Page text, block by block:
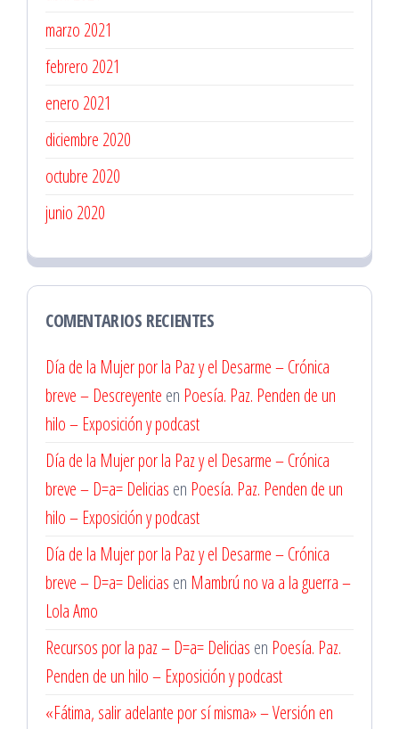
marzo 2021
febrero 2021
enero 2021
diciembre 2020
octubre 2020
junio 2020
COMENTARIOS RECIENTES
Día de la Mujer por la Paz y el Desarme – Crónica
breve – Descreyente en Poesía. Paz. Penden de un
hilo – Exposición y podcast
Día de la Mujer por la Paz y el Desarme – Crónica
breve – D=a= Delicias en Poesía. Paz. Penden de un
hilo – Exposición y podcast
Día de la Mujer por la Paz y el Desarme – Crónica
breve – D=a= Delicias en Mambrú no va a la guerra –
Lola Amo
Recursos por la paz – D=a= Delicias en Poesía. Paz.
Penden de un hilo – Exposición y podcast
«Fátima, salir adelante por sí misma» – Versión en